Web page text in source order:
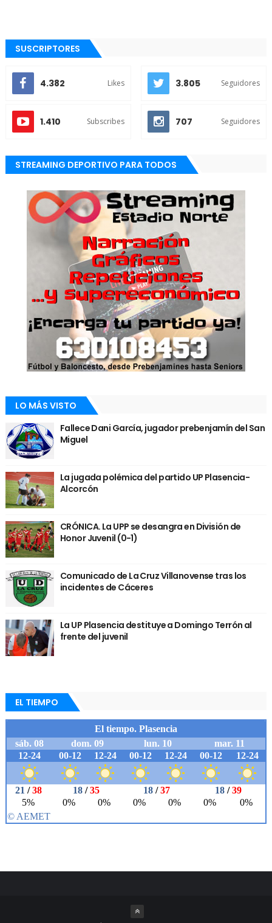
SUSCRIPTORES
4.382 Likes 3.805 Seguidores
1.410 Subscribes 707 Seguidores
STREAMING DEPORTIVO PARA TODOS
LO MÁS VISTO
Fallece Dani García, jugador prebenjamín del San
Miguel
La jugada polémica del partido UP Plasencia-
Alcorcón
CRÓNICA. La UPP se desangra en División de
Honor Juvenil (0-1)
Comunicado de La Cruz Villanovense tras los
incidentes de Cáceres
La UP Plasencia destituye a Domingo Terrón al
frente del juvenil
EL TIEMPO